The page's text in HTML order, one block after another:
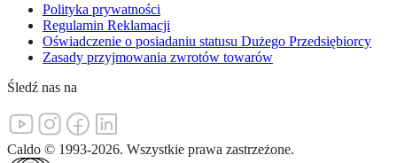
Polityka prywatności
Regulamin Reklamacji
Oświadczenie o posiadaniu statusu Dużego Przedsiębiorcy
Zasady przyjmowania zwrotów towarów
Śledź nas na
Caldo © 1993-2026. Wszystkie prawa zastrzeżone.